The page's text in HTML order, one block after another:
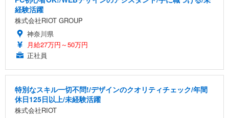
経験活躍
株式会社RIOT GROUP
神奈川県
月給27万円～50万円
正社員
特別なスキル一切不問!/デザインのクオリティチェック/年間
休日125日以上/未経験活躍
株式会社RIOT